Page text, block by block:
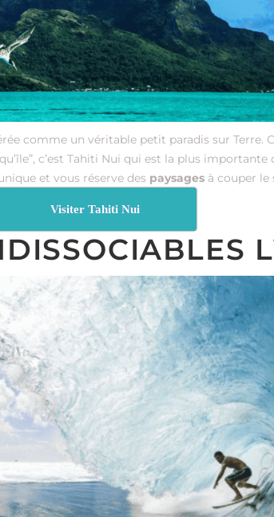
comme un véritable petit paradis sur Terre.
c’est Tahiti Nui qui est la plus
et vous réserve des paysages à couper le
Visiter Tahiti Nui